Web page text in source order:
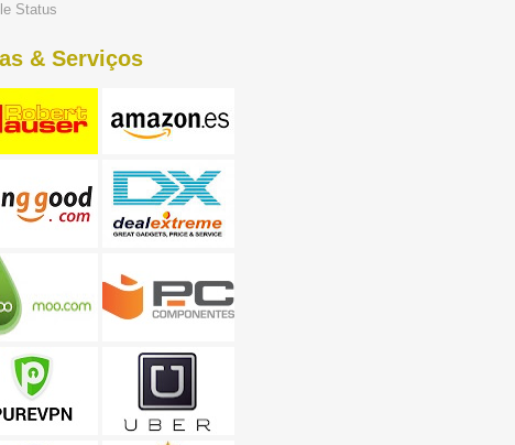
Status
& Serviços